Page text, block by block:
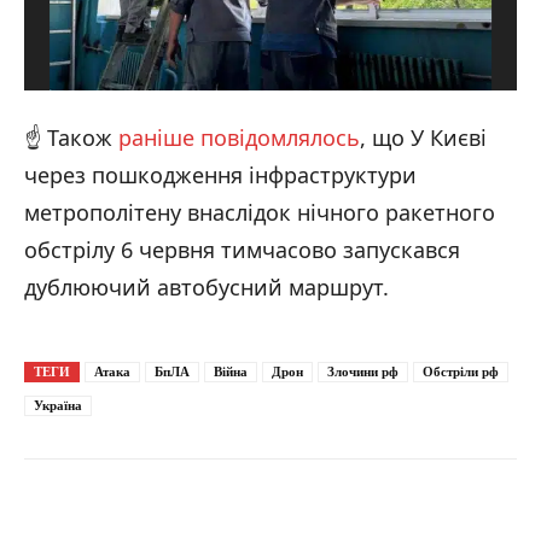
☝️ Також раніше повідомлялось, що У Києві
через пошкодження інфраструктури
метрополітену внаслідок нічного ракетного
обстрілу 6 червня тимчасово запускався
дублюючий автобусний маршрут.
ТЕГИ Атака БпЛА Війна Дрон Злочини рф Обстріли рф
Україна